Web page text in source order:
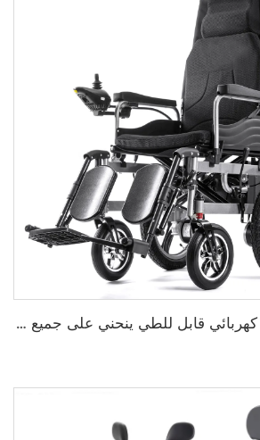
كرسي متحرك كهربائي قابل للطي ينحني على جميع التضاريس BC-ES6003A-LW